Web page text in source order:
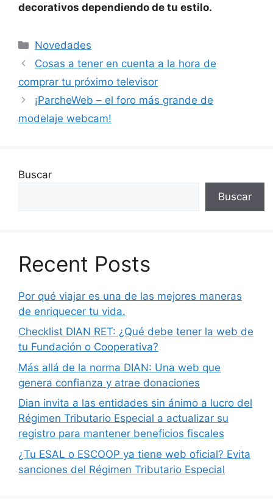
decorativos dependiendo de tu estilo.
Categorías
Novedades
Cosas a tener en cuenta a la hora de
comprar tu próximo televisor
¡ParcheWeb – el foro más grande de
modelaje webcam!
Buscar
Buscar
Recent Posts
Por qué viajar es una de las mejores maneras
de enriquecer tu vida.
Checklist DIAN RET: ¿Qué debe tener la web de
tu Fundación o Cooperativa?
Más allá de la norma DIAN: Una web que
genera confianza y atrae donaciones
Dian invita a las entidades sin ánimo a lucro del
Régimen Tributario Especial a actualizar su
registro para mantener beneficios fiscales
¿Tu ESAL o ESCOOP ya tiene web oficial? Evita
sanciones del Régimen Tributario Especial